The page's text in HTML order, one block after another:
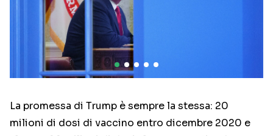
La promessa di Trump è sempre la stessa: 20
milioni di dosi di vaccino entro dicembre 2020 e